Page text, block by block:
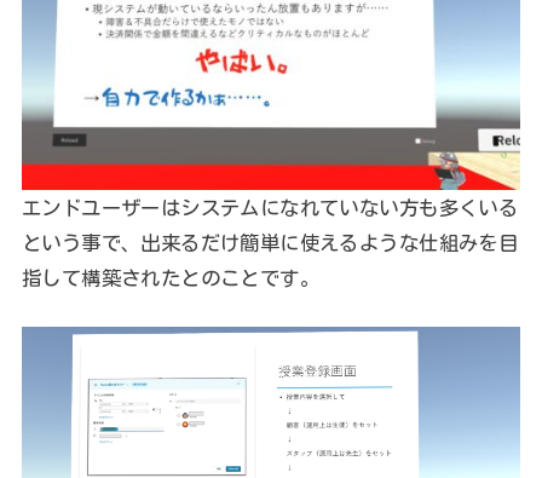
エンドユーザーはシステムになれていない方も多くいる
という事で、出来るだけ簡単に使えるような仕組みを目
指して構築されたとのことです。